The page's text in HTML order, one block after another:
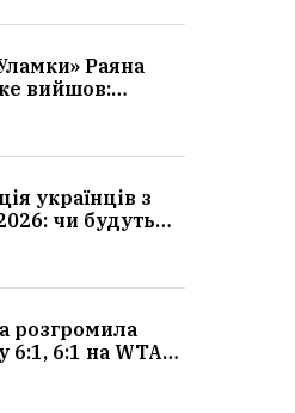
Раяна
вийшов:
та всі
українців з
чи будуть
розгромила
6:1, 6:1 на WTA